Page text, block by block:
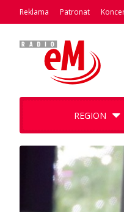
Reklama Patronat
REGION